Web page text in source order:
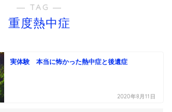
― TAG ―
重度熱中症
実体験 本当に怖かった熱中症と後遺症
2020年8月11日